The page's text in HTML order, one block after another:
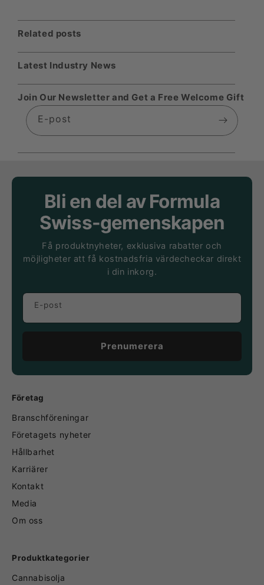
Related posts
Latest Industry News
Join Our Newsletter and Get a Free Welcome Gift
E-post
Bli en del av Formula
Swiss-gemenskapen
Få produktnyheter, exklusiva rabatter och
möjligheter att få kostnadsfria värdecheckar direkt
i din inkorg.
E-post
Prenumerera
Företag
Branschföreningar
Företagets nyheter
Hållbarhet
Karriärer
Kontakt
Media
Om oss
Produktkategorier
Cannabisolja